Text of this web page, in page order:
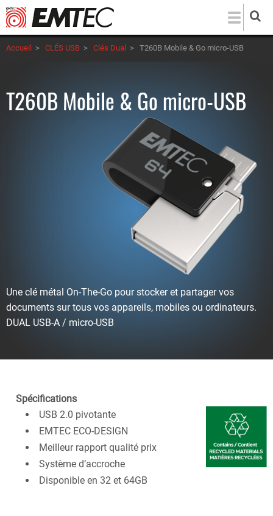
Aller
au
contenu
principal
Accueil > CLÉS USB > Clés Dual > T260B Mobile & Go micro-USB
T260B Mobile & Go micro-USB
Une clé métal On-The-Go pour stocker et partager vos
documents sur tous vos appareils, mobiles ou ordinateurs.
DUAL USB-A / micro-USB
Spécifications
USB 2.0 pivotante
EMTEC ECO-DESIGN
Meilleur rapport qualité prix
Système d’accroche
Disponible en 32 et 64GB